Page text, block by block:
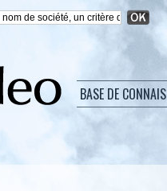
BASE DE